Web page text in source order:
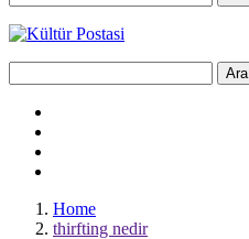
Ara
Home
thirfting nedir